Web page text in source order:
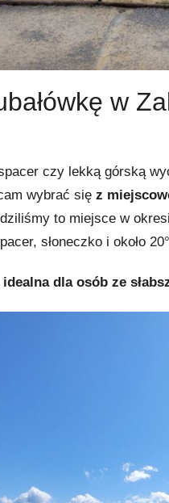
w
czy lekką górską
wybrać się z
to miejsce w
słoneczko i około
idealna dla osób ze